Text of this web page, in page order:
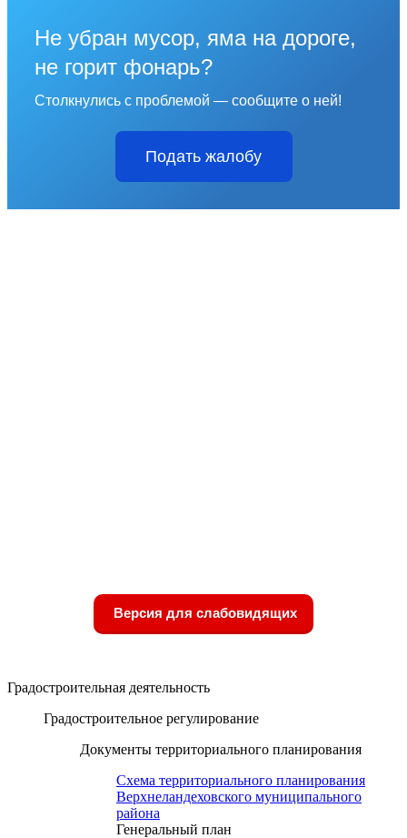
Не убран мусор, яма на дороге,
не горит фонарь?
Столкнулись с проблемой — сообщите о ней!
Подать жалобу
Версия для слабовидящих
Градостроительная деятельность
Градостроительное регулирование
Документы территориального планирования
Схема территориального планирования
Верхнеландеховского муниципального
района
Генеральный план